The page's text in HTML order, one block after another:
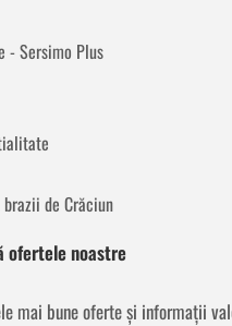
- Sersimo Plus
de Crăciun
ofertele noastre
mai bune oferte și informații